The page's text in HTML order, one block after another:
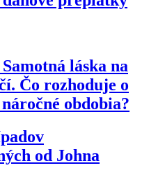
láska na
Čo rozhoduje o
obdobia?
od Johna